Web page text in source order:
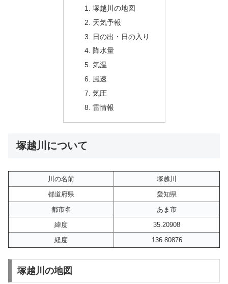
塚越川の地図
天気予報
日の出・日の入り
降水量
気温
風速
気圧
雷情報
塚越川について
川の名前
塚越川
都道府県
愛知県
都市名
あま市
緯度
35.20908
経度
136.80876
塚越川の地図